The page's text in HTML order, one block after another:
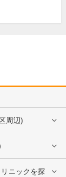
周辺)
ニックを探